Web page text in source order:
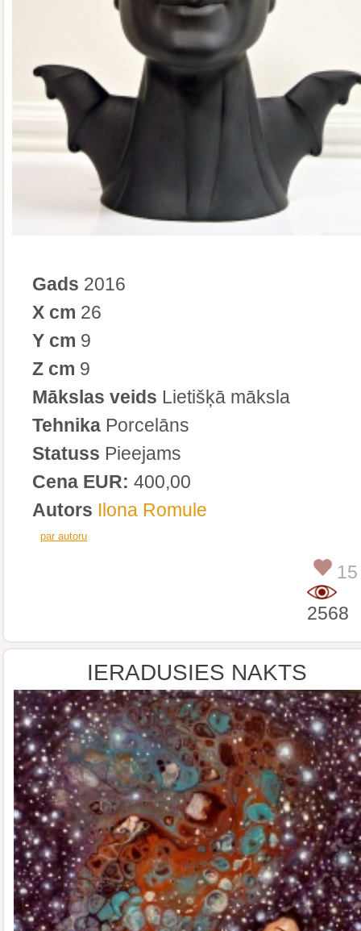
Gads 2016
X cm 26
Y cm 9
Z cm 9
Mākslas veids Lietišķā māksla
Tehnika Porcelāns
Statuss Pieejams
Cena EUR: 400,00
Autors Ilona Romule
par autoru
15
2568
IERADUSIES NAKTS